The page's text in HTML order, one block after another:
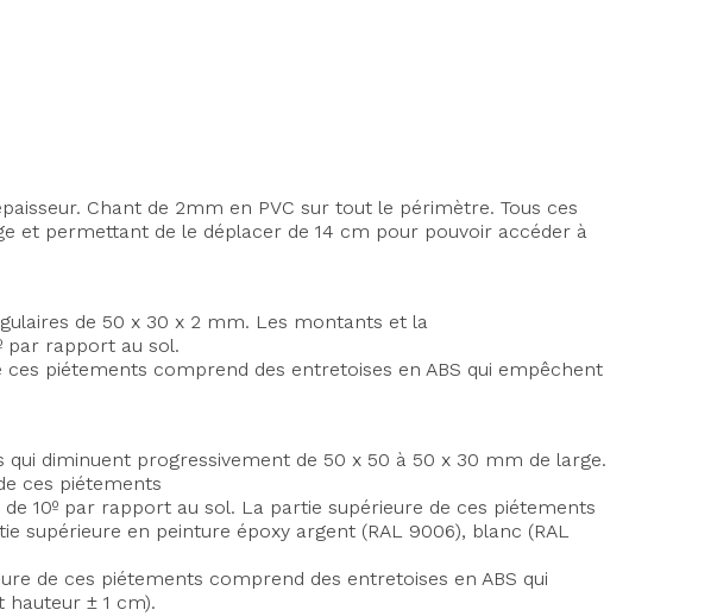
Chant de 2mm en PVC sur tout le périmètre. Tous ces
et permettant de le déplacer de 14 cm pour pouvoir accéder à
de 50 x 30 x 2 mm. Les montants et la
par rapport au sol.
piétements comprend des entretoises en ABS qui empêchent
diminuent progressivement de 50 x 50 à 50 x 30 mm de large.
ces piétements
10º par rapport au sol. La partie supérieure de ces piétements
supérieure en peinture époxy argent (RAL 9006), blanc (RAL
de ces piétements comprend des entretoises en ABS qui
hauteur ± 1 cm).